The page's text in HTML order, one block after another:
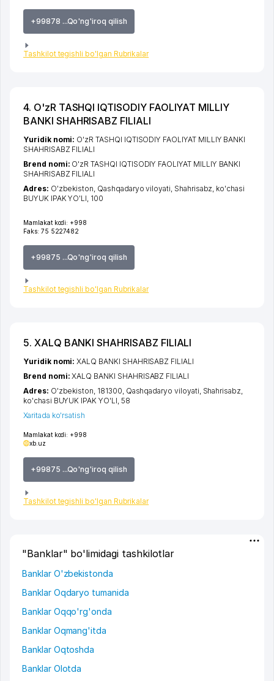
+99878 ...Qo'ng'iroq qilish
Tashkilot tegishli bo'lgan Rubrikalar
4. O'zR TASHQI IQTISODIY FAOLIYAT MILLIY
BANKI SHAHRISABZ FILIALI
Mamlakat kodi: +998
Faks: 75 5227482
+99875 ...Qo'ng'iroq qilish
Tashkilot tegishli bo'lgan Rubrikalar
Yuridik nomi: O'zR TASHQI IQTISODIY FAOLIYAT MILLIY BANKI
SHAHRISABZ FILIALI
Brend nomi: O'zR TASHQI IQTISODIY FAOLIYAT MILLIY BANKI
SHAHRISABZ FILIALI
Adres: O'zbekiston, Qashqadaryo viloyati Shahrisabz ko'chasi
BUYUK IPAK YO'LI , 100
5. XALQ BANKI SHAHRISABZ FILIALI
Mamlakat kodi: +998
xb.uz
+99875 ...Qo'ng'iroq qilish
Tashkilot tegishli bo'lgan Rubrikalar
Yuridik nomi:XALQ BANKI SHAHRISABZ FILIALI
Brend nomi:XALQ BANKI SHAHRISABZ FILIALI
Adres: O'zbekiston, 181300, Qashqadaryo viloyati Shahrisabz
ko'chasi BUYUK IPAK YO'LI , 58
Xaritada ko'rsatish
"Banklar" bo'limidagi tashkilotlar
Banklar O'zbekistonda
Banklar Oqdaryo tumanida
Banklar Oqqo'rg'onda
Banklar Oqmang'itda
Banklar Oqtoshda
Banklar Olotda